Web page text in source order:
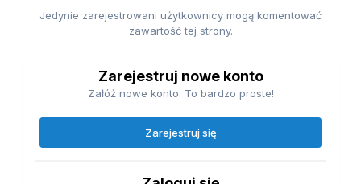
Jedynie zarejestrowani użytkownicy mogą komentować
zawartość tej strony.
Zarejestruj nowe konto
Załóż nowe konto. To bardzo proste!
Zarejestruj się